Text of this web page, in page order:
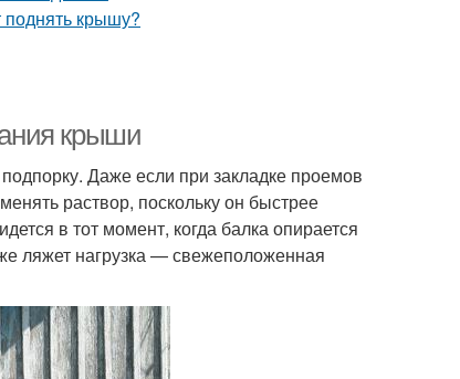
крыши
Даже если при закладке проемов
раствор, поскольку он быстрее
в тот момент, когда балка опирается
ляжет нагрузка — свежеположенная